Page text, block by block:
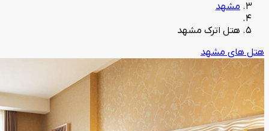
مشهد
هتل اترک مشهد
هتل های مشهد